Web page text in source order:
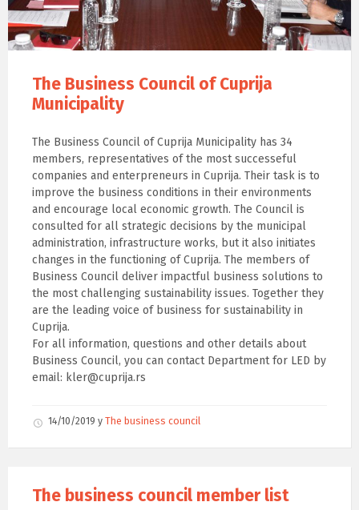
The Business Council of Cuprija
Municipality
The Business Council of Cuprija Municipality has 34
members, representatives of the most successeful
companies and enterpreneurs in Cuprija. Their task is to
improve the business conditions in their environments
and encourage local economic growth. The Council is
consulted for all strategic decisions by the municipal
administration, infrastructure works, but it also initiates
changes in the functioning of Cuprija. The members of
Business Council deliver impactful business solutions to
the most challenging sustainability issues. Together they
are the leading voice of business for sustainability in
Cuprija.
For all information, questions and other details about
Business Council, you can contact Department for LED by
email: kler@cuprija.rs
14/10/2019 у The business council
The business council member list